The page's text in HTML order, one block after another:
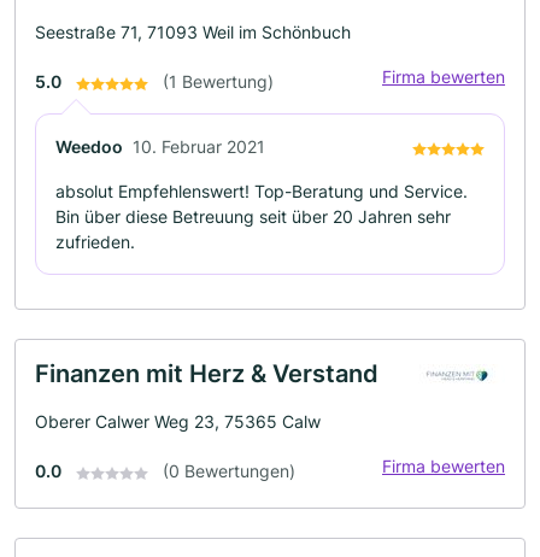
Seestraße 71, 71093 Weil im Schönbuch
5.0 (1 Bewertung) Firma bewerten
Weedoo 10. Februar 2021
absolut Empfehlenswert! Top-Beratung und Service.
Bin über diese Betreuung seit über 20 Jahren sehr
zufrieden.
Finanzen mit Herz & Verstand
Oberer Calwer Weg 23, 75365 Calw
0.0 (0 Bewertungen) Firma bewerten